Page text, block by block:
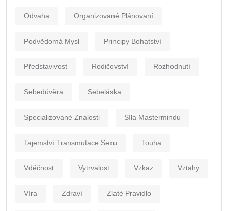
Odvaha Organizované Plánovaní
Podvědomá Mysl Principy Bohatství
Představivost Rodičovství Rozhodnutí
Sebedůvěra Sebeláska
Specializované Znalosti Síla Mastermindu
Tajemství Transmutace Sexu Touha
Vděčnost Vytrvalost Vzkaz Vztahy
Víra Zdraví Zlaté Pravidlo